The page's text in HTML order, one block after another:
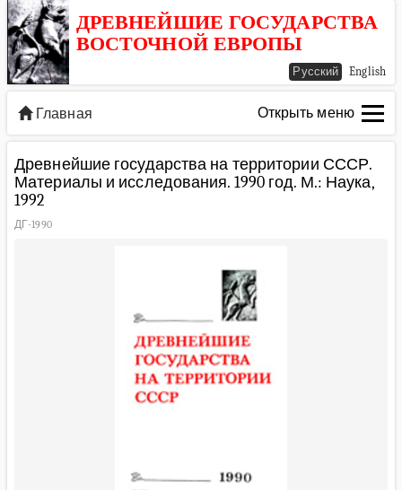
ДРЕВНЕЙШИЕ ГОСУДАРСТВА
ВОСТОЧНОЙ ЕВРОПЫ
Русский English
Главная Открыть меню
Древнейшие государства на территории СССР.
Материалы и исследования. 1990 год. М.: Наука,
1992
ДГ-1990